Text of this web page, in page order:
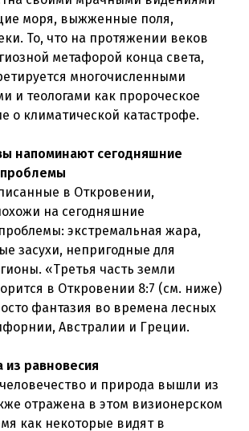
моря, выжженные поля,
То, что на протяжении веков
метафорой конца света,
многочисленными
и теологами как пророческое
о климатической катастрофе.
напоминают сегодняшние
проблемы
в Откровении,
на сегодняшние
экстремальная жара,
засухи, непригодные для
«Третья часть земли
в Откровении 8:7 (см. ниже)
фантазия во времена лесных
Австралии и Греции.
равновесия
и природа вышли из
отражена в этом визионерском
как некоторые видят в